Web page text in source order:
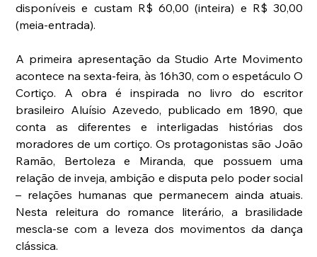
disponíveis e custam R$ 60,00 (inteira) e R$ 30,00
(meia-entrada).
A primeira apresentação da Studio Arte Movimento
acontece na sexta-feira, às 16h30, com o espetáculo O
Cortiço. A obra é inspirada no livro do escritor
brasileiro Aluísio Azevedo, publicado em 1890, que
conta as diferentes e interligadas histórias dos
moradores de um cortiço. Os protagonistas são João
Ramão, Bertoleza e Miranda, que possuem uma
relação de inveja, ambição e disputa pelo poder social
– relações humanas que permanecem ainda atuais.
Nesta releitura do romance literário, a brasilidade
mescla-se com a leveza dos movimentos da dança
clássica.